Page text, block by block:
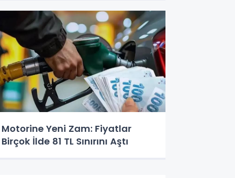
Motorine Yeni Zam: Fiyatlar
Birçok İlde 81 TL Sınırını Aştı